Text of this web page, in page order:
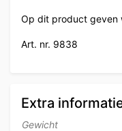
Op dit product geven
Art. nr. 9838
Extra
Gewicht